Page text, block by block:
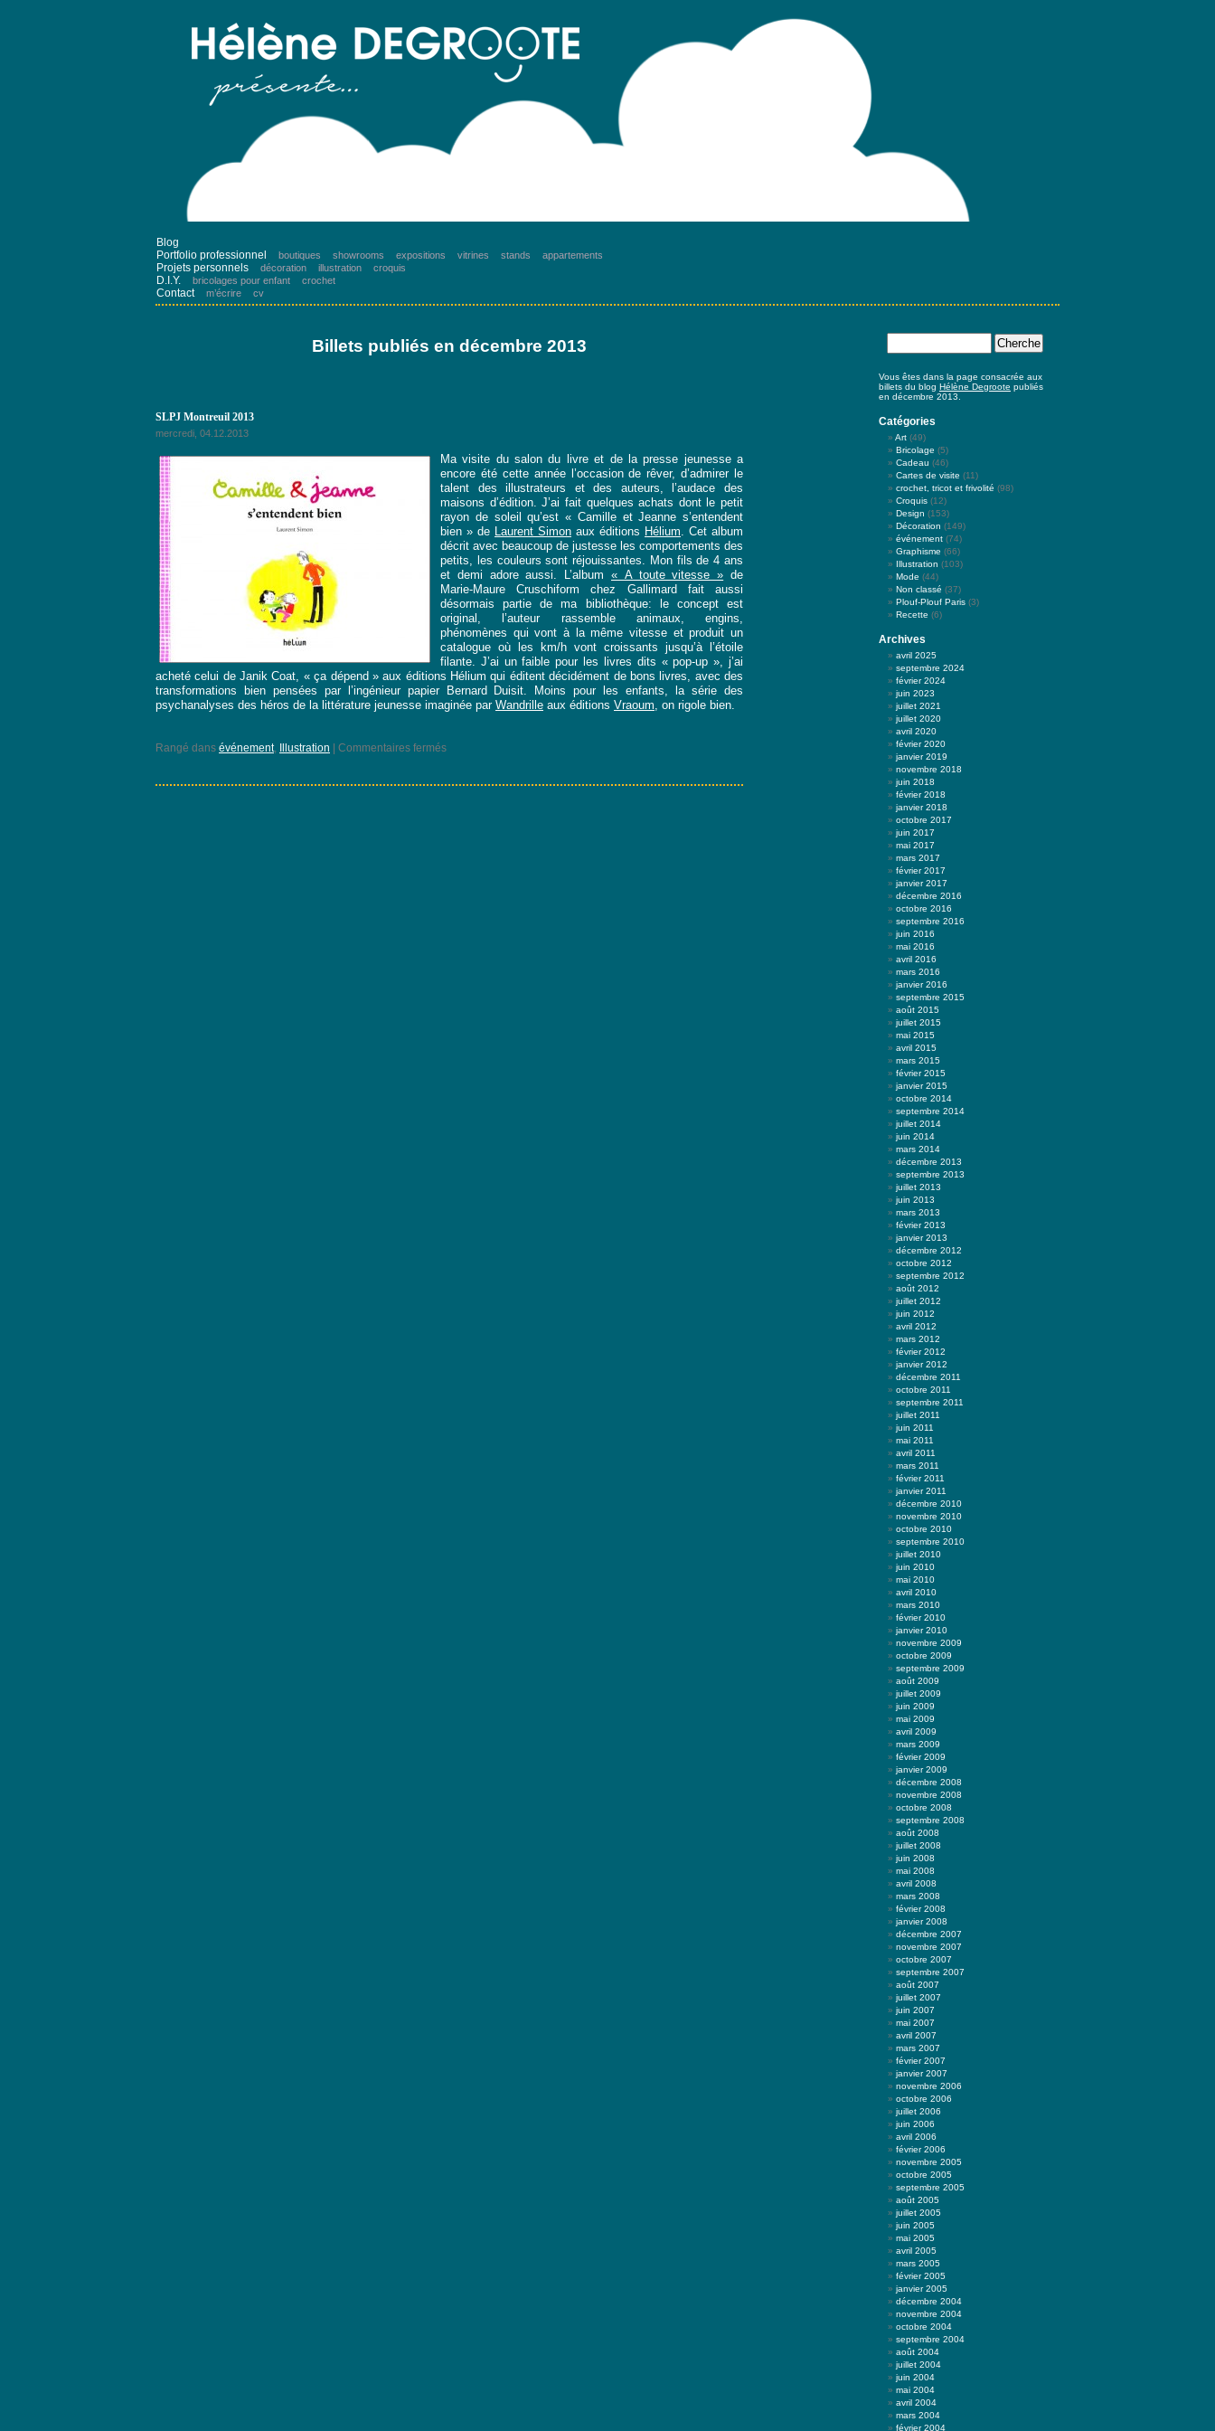
Blog
Portfolio professionnel
boutiques showrooms expositions vitrines stands appartements
Projets personnels décoration illustration croquis
D.I.Y. bricolages pour enfant crochet
Contact m’écrire cv
Billets publiés en décembre 2013
SLPJ Montreuil 2013
mercredi, 04.12.2013
Ma visite du salon du livre et de la presse jeunesse a
encore été cette année l’occasion de rêver, d’admirer le
talent des illustrateurs et des auteurs, l’audace des
maisons d’édition. J’ai fait quelques achats dont le petit
rayon de soleil qu’est « Camille et Jeanne s’entendent
bien » de
Laurent Simon aux éditions Hélium . Cet album
décrit avec beaucoup de justesse les comportements des
petits, les couleurs sont réjouissantes. Mon fils de 4 ans
et demi adore aussi. L’album « A toute vitesse » de
Marie-Maure Cruschiform chez Gallimard fait aussi
désormais partie de ma bibliothèque: le concept est
original, l’auteur rassemble animaux, engins,
phénomènes qui vont à la même vitesse et produit un
catalogue où les km/h vont croissants jusqu’à l’étoile
filante. J’ai un faible pour les livres dits « pop-up », j’ai
acheté celui de Janik Coat, « ça dépend » aux éditions Hélium qui éditent décidément de bons livres, avec des
transformations bien pensées par l’ingénieur papier Bernard Duisit. Moins pour les enfants, la série des
psychanalyses des héros de la littérature jeunesse imaginée par Wandrille aux éditions Vraoum , on rigole bien.
Rangé dans événement, Illustration | Commentaires ferméssur
Vous êtes dans la page consacrée aux
billets du blog Hélène Degroote publiés
en décembre 2013.
Catégories
Art (49)
Bricolage (5)
Cadeau (46)
Cartes de visite (11)
crochet, tricot et frivolité (98)
Croquis (12)
Design (153)
Décoration (149)
événement (74)
Graphisme (66)
Illustration (103)
Mode (44)
Non classé (37)
Plouf-Plouf Paris (3)
Recette (6)
Archives
avril 2025
septembre 2024
février 2024
juin 2023
juillet 2021
juillet 2020
avril 2020
février 2020
janvier 2019
novembre 2018
juin 2018
février 2018
janvier 2018
octobre 2017
juin 2017
mai 2017
mars 2017
février 2017
janvier 2017
décembre 2016
octobre 2016
septembre 2016
juin 2016
mai 2016
avril 2016
mars 2016
janvier 2016
septembre 2015
août 2015
juillet 2015
mai 2015
avril 2015
mars 2015
février 2015
janvier 2015
octobre 2014
septembre 2014
juillet 2014
juin 2014
mars 2014
décembre 2013
septembre 2013
juillet 2013
juin 2013
mars 2013
février 2013
janvier 2013
décembre 2012
octobre 2012
septembre 2012
août 2012
juillet 2012
juin 2012
avril 2012
mars 2012
février 2012
janvier 2012
décembre 2011
octobre 2011
septembre 2011
juillet 2011
juin 2011
mai 2011
avril 2011
mars 2011
février 2011
janvier 2011
décembre 2010
novembre 2010
octobre 2010
septembre 2010
juillet 2010
juin 2010
mai 2010
avril 2010
mars 2010
février 2010
janvier 2010
novembre 2009
octobre 2009
septembre 2009
août 2009
juillet 2009
juin 2009
mai 2009
avril 2009
mars 2009
février 2009
janvier 2009
décembre 2008
novembre 2008
octobre 2008
septembre 2008
août 2008
juillet 2008
juin 2008
mai 2008
avril 2008
mars 2008
février 2008
janvier 2008
décembre 2007
novembre 2007
octobre 2007
septembre 2007
août 2007
juillet 2007
juin 2007
mai 2007
avril 2007
mars 2007
février 2007
janvier 2007
novembre 2006
octobre 2006
juillet 2006
juin 2006
avril 2006
février 2006
novembre 2005
octobre 2005
septembre 2005
août 2005
juillet 2005
juin 2005
mai 2005
avril 2005
mars 2005
février 2005
janvier 2005
décembre 2004
novembre 2004
octobre 2004
septembre 2004
août 2004
juillet 2004
juin 2004
mai 2004
avril 2004
mars 2004
février 2004